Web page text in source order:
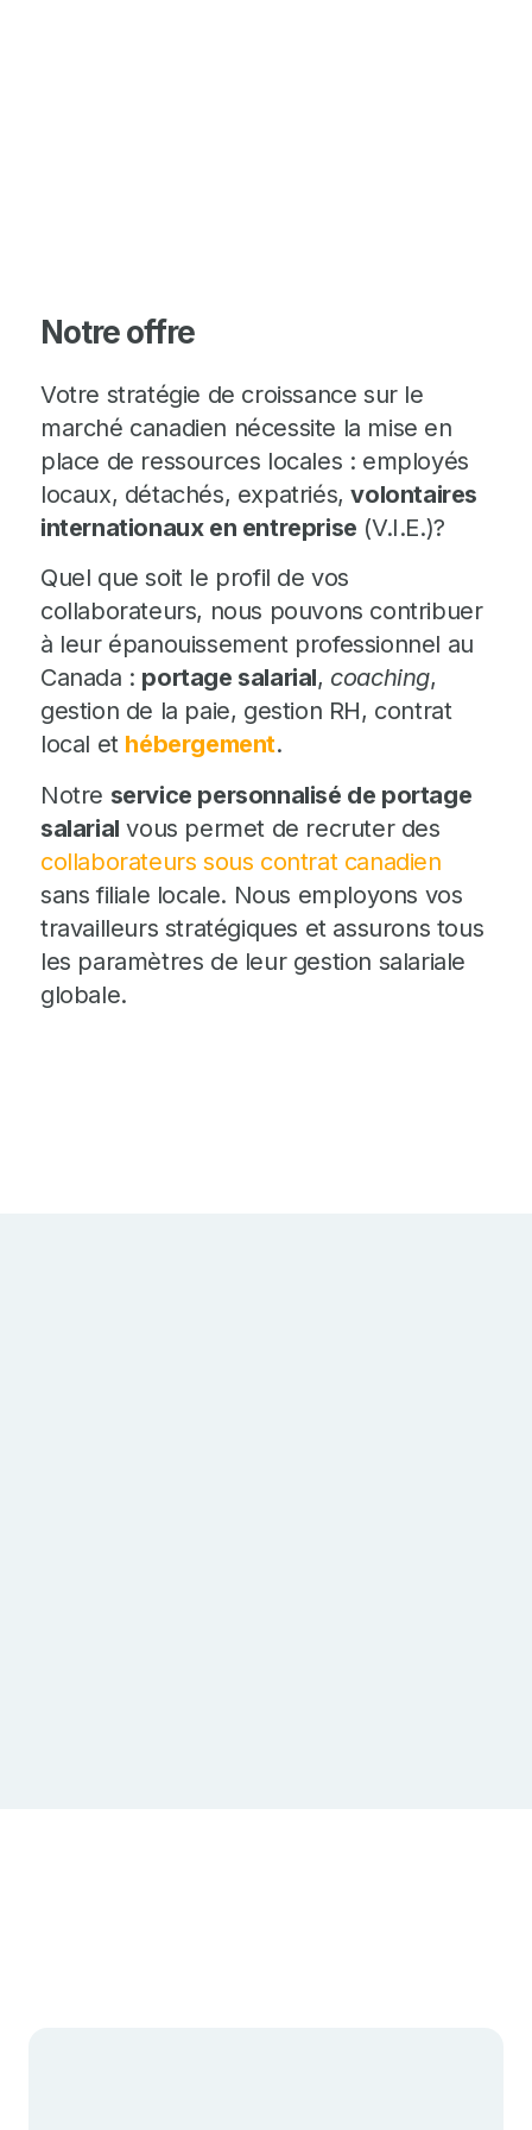
Notre offre
Votre stratégie de croissance sur le
marché canadien nécessite la mise en
place de ressources locales : employés
locaux, détachés, expatriés,volontaires
internationaux en entreprise (V.I.E.)?
Quel que soit le profil de vos
collaborateurs, nous pouvons contribuer
à leur épanouissement professionnel au
Canada : portage salarial, coaching,
gestion de la paie, gestion RH, contrat
local et hébergement.
Notre service personnalisé de portage
salarial vous permet de recruter des
collaborateurs sous contrat canadien
sans filiale locale. Nous employons vos
travailleurs stratégiques et assurons tous
les paramètres de leur gestion salariale
globale.